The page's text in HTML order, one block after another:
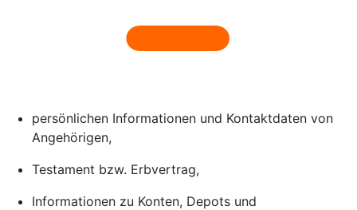
persönlichen Informationen und Kontaktdaten von
Angehörigen,
Testament bzw. Erbvertrag,
Informationen zu Konten, Depots und